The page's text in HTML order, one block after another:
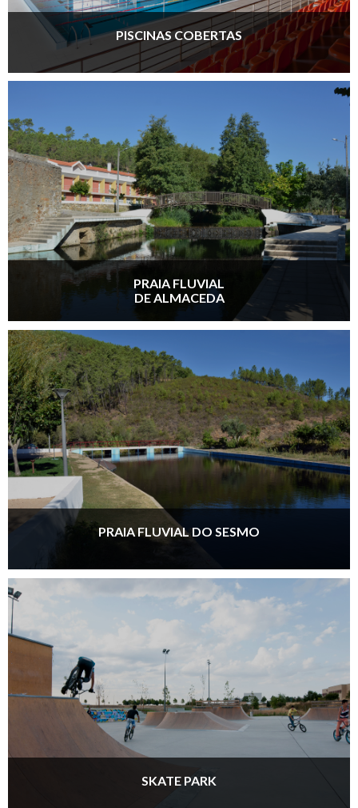
PISCINAS COBERTAS
PRAIA FLUVIAL
DE ALMACEDA
PRAIA FLUVIAL DO SESMO
SKATE PARK